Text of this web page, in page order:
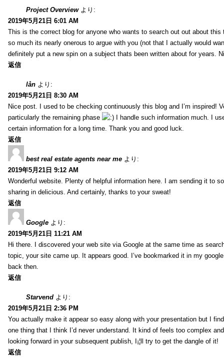
Project Overview より:
2019年5月21日 6:01 AM
This is the correct blog for anyone who wants to search out out about this
so much its nearly onerous to argue with you (not that I actually would
definitely put a new spin on a subject thats been written about for years.
返信
lån より:
2019年5月21日 8:30 AM
Nice post. I used to be checking continuously this blog and I’m inspired!
particularly the remaining phase
I handle such information much. I
certain information for a long time. Thank you and good luck.
返信
best real estate agents near me より:
2019年5月21日 9:12 AM
Wonderful website. Plenty of helpful information here. I am sending it to
sharing in delicious. And certainly, thanks to your sweat!
返信
Google より:
2019年5月21日 11:21 AM
Hi there. I discovered your web site via Google at the same time as
topic, your site came up. It appears good. I’ve bookmarked it in my
back then.
返信
Starvend より:
2019年5月21日 2:36 PM
You actually make it appear so easy along with your presentation but I
one thing that I think I’d never understand. It kind of feels too complex
looking forward in your subsequent publish, I¡¦ll try to get the dangle of it!
返信